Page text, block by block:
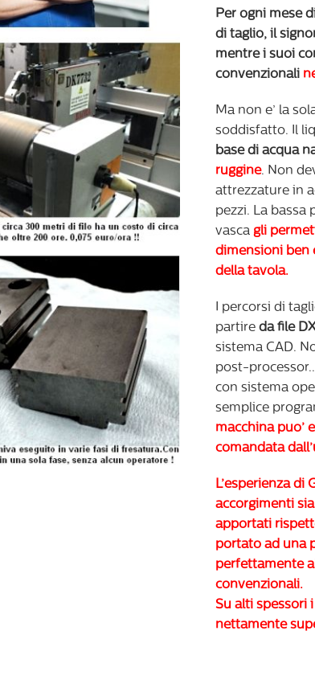
Per ogni mese
di taglio, il
mentre i suoi
convenzionali
Ma non e’ la
soddisfatto. Il
base di acqua
ruggine. Non
attrezzature in
pezzi. La bassa
vasca gli
dimensioni ben
della tavola.
I percorsi di
partire da file
sistema CAD.
post-
con sistema
semplice
macchina puo’
comandata
L’esperienza di
accorgimenti
apportati
portato ad una
perfettamente
convenzionali.
Su alti spessori
nettamente